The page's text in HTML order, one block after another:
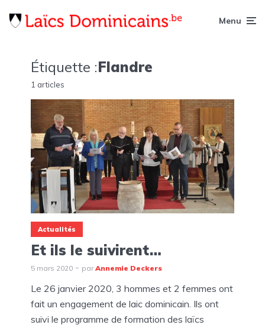
Menu
Étiquette :Flandre
1 articles
Actualités
Et ils le suivirent…
5 mars 2020 parAnnemie Deckers
Le 26 janvier 2020, 3 hommes et 2 femmes ont
fait un engagement de laic dominicain. Ils ont
suivi le programme de formation des laïcs